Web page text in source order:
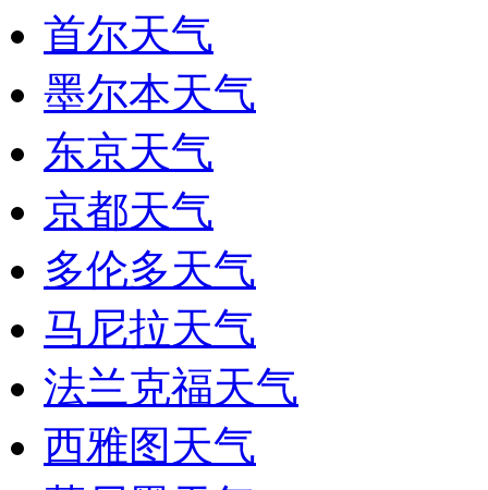
首尔天气
墨尔本天气
东京天气
京都天气
多伦多天气
马尼拉天气
法兰克福天气
西雅图天气